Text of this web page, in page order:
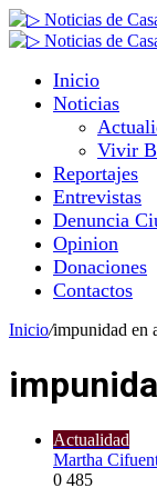
Inicio
Noticias
Vivir
Reportajes
Entrevistas
Denuncia
Opinion
Donaciones
Contactos
Inicio/impunidad en
Actualidad
Martha
0 485